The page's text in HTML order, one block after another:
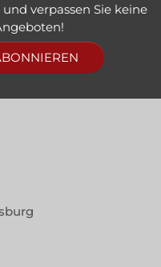
verpassen Sie keine